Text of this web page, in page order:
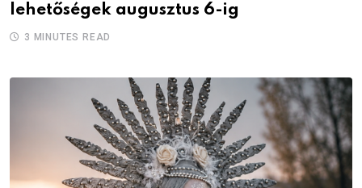
lehetőségek augusztus 6-ig
3 MINUTES READ